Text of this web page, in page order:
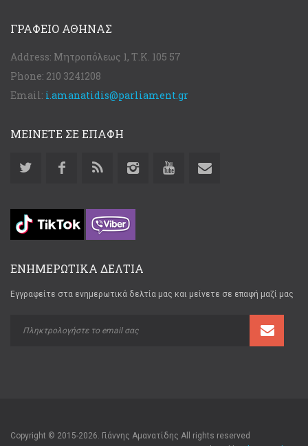
ΓΡΑΦΕΊΟ ΑΘΉΝΑΣ
Address: Μητροπόλεως 1, Τ.Κ. 105 57
Phone: 210 3241208
Email: i.amanatidis@parliament.gr
ΜΕΙΝΕΤΕ ΣΕ ΕΠΑΦΗ
ΕΝΗΜΕΡΩΤΙΚΑ ΔΕΛΤΙΑ
Εγγραφείτε στα ενημερωτικά δελτία μας και μείνετε σε επαφή μαζί μας
Copyright © 2015-2026. Γιάννης Αμανατίδης All rights reserved